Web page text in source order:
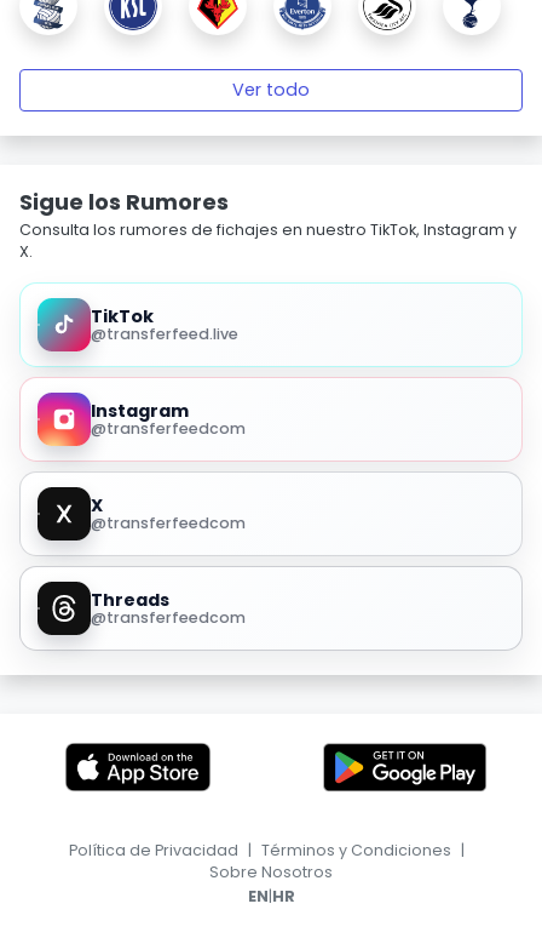
Ver todo
Sigue los Rumores
Consulta los rumores de fichajes en nuestro TikTok, Instagram y
X.
TikTok
@transferfeed.live
Instagram
@transferfeedcom
X
@transferfeedcom
Threads
@transferfeedcom
Política de Privacidad | Términos y Condiciones |
Sobre Nosotros
EN|HR